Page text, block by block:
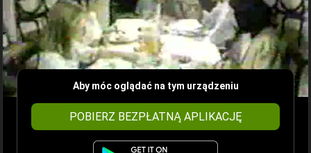
Aby móc oglądać na tym urządzeniu
POBIERZ BEZPŁATNĄ APLIKACJĘ